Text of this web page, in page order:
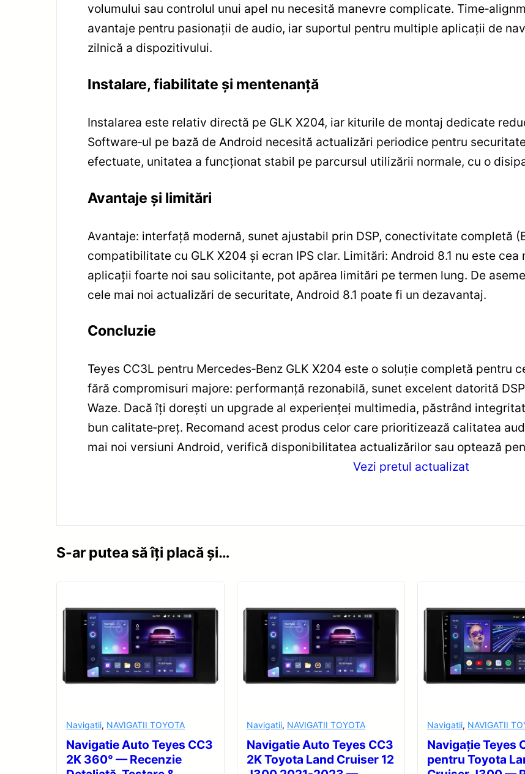
volumului sau controlul unui apel nu necesită manevre complicate.
avantaje pentru pasionații de audio, iar suportul pentru multiple aplicații de
zilnică a dispozitivului.
Instalare, fiabilitate și mentenanță
Instalarea este relativ directă pe GLK X204, iar kiturile de montaj dedicate
Software‑ul pe bază de Android necesită actualizări periodice pentru
efectuate, unitatea a funcționat stabil pe parcursul utilizării normale, cu o
Avantaje și limitări
Avantaje: interfață modernă, sunet ajustabil prin DSP, conectivitate completă
compatibilitate cu GLK X204 și ecran IPS clar. Limitări: Android 8.1 nu este
aplicații foarte noi sau solicitante, pot apărea limitări pe termen lung. De
cele mai noi actualizări de securitate, Android 8.1 poate fi un dezavantaj.
Concluzie
Teyes CC3L pentru Mercedes‑Benz GLK X204 este o soluție completă pentru
fără compromisuri majore: performanță rezonabilă, sunet excelent datorită
Waze. Dacă îți dorești un upgrade al experienței multimedia, păstrând
bun calitate‑preț. Recomand acest produs celor care prioritizează calitatea
mai noi versiuni Android, verifică disponibilitatea actualizărilor sau optează
Vezi pretul actualizat
S-ar putea să îți placă și…
Navigatii, NAVIGATII TOYOTA
Navigatie Auto Teyes CC3
2K 360° — Recenzie
Navigatii, NAVIGATII TOYOTA
Navigatie Auto Teyes CC3
2K Toyota Land Cruiser 12
Navigatii, NAVIGATII
Navigație Teyes
pentru Toyota